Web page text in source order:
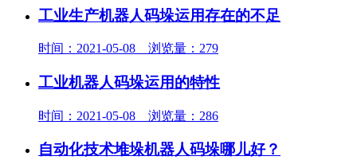
工业生产机器人码垛运用存在的不足
时间：2021-05-08 浏览量：279
工业机器人码垛运用的特性
时间：2021-05-08 浏览量：286
自动化技术堆垛机器人码垛哪儿好？